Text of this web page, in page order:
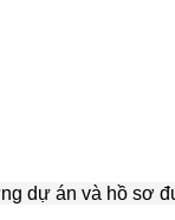
dự án và hồ sơ